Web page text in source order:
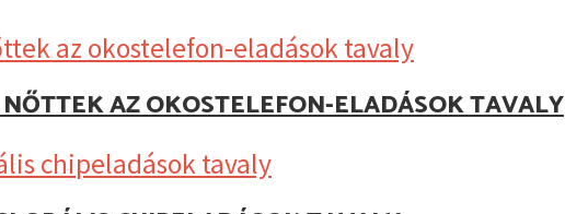
AZ OKOSTELEFON-ELADÁSOK TAVALY